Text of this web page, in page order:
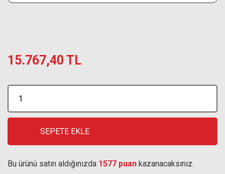
15.767,40 TL
SEPETE EKLE
Bu ürünü satın aldığınızda 1577 puan kazanacaksınız.